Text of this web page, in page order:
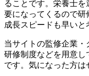
ることです。栄養士
要になってくるので研
成長スピードも早いと
当サイトの監修企業
研修制度などを用意し
です。気になった方は